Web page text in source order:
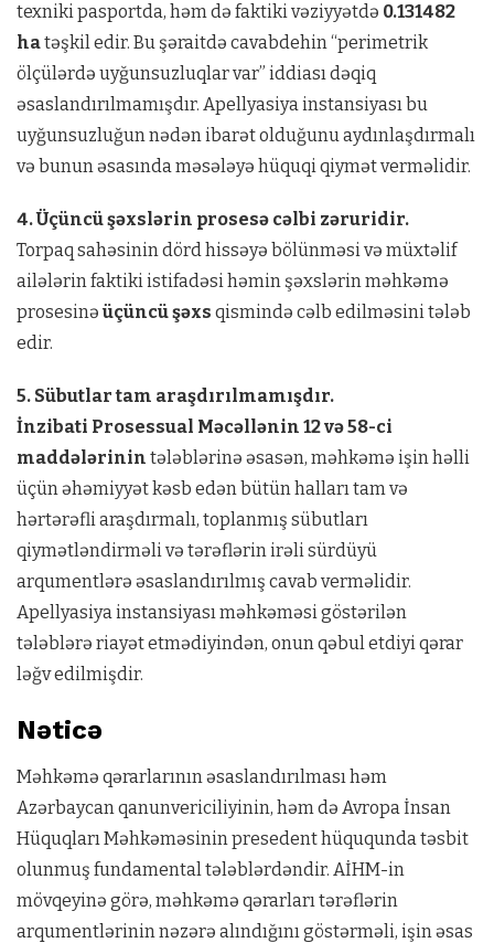
texniki pasportda, həm də faktiki vəziyyətdə 0.131482
hatəşkil edir. Bu şəraitdə cavabdehin “perimetrik
ölçülərdə uyğunsuzluqlar var” iddiası dəqiq
əsaslandırılmamışdır. Apellyasiya instansiyası bu
uyğunsuzluğun nədən ibarət olduğunu aydınlaşdırmalı
və bunun əsasında məsələyə hüquqi qiymət verməlidir.
4. Üçüncü şəxslərin prosesə cəlbi zəruridir.
Torpaq sahəsinin dörd hissəyə bölünməsi və müxtəlif
ailələrin faktiki istifadəsi həmin şəxslərin məhkəmə
prosesinə üçüncü şəxs qismində cəlb edilməsini tələb
edir.
5. Sübutlar tam araşdırılmamışdır.
İnzibati Prosessual Məcəllənin 12 və 58-ci
maddələrinin tələblərinə əsasən, məhkəmə işin həlli
üçün əhəmiyyət kəsb edən bütün halları tam və
hərtərəfli araşdırmalı, toplanmış sübutları
qiymətləndirməli və tərəflərin irəli sürdüyü
arqumentlərə əsaslandırılmış cavab verməlidir.
Apellyasiya instansiyası məhkəməsi göstərilən
tələblərə riayət etmədiyindən, onun qəbul etdiyi qərar
ləğv edilmişdir.
Nəticə
Məhkəmə qərarlarının əsaslandırılması həm
Azərbaycan qanunvericiliyinin, həm də Avropa İnsan
Hüquqları Məhkəməsinin presedent hüququnda təsbit
olunmuş fundamental tələblərdəndir. AİHM-in
mövqeyinə görə, məhkəmə qərarları tərəflərin
arqumentlərinin nəzərə alındığını göstərməli, işin əsas